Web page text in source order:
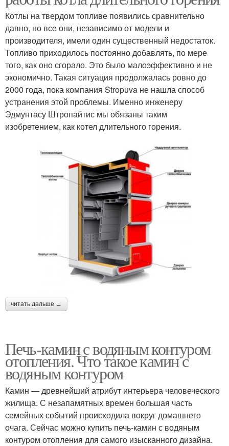
Котлы на твердом топливе появились сравнительно
давно, но все они, независимо от модели и
производителя, имели один существенный недостаток.
Топливо приходилось постоянно добавлять, по мере
того, как оно сгорало. Это было малоэффективно и не
экономично. Такая ситуация продолжалась ровно до
2000 года, пока компания Stropuva не нашла способ
устранения этой проблемы. Именно инженеру
Эдмунтасу Штропайтис мы обязаны таким
изобретением, как котел длительного горения.
читать дальше →
Печь-камин с водяным контуром
отопления. Что такое камин с
водяным контуром
Камин — древнейший атрибут интерьера человеческого
жилища. С незапамятных времен большая часть
семейных событий происходила вокруг домашнего
очага. Сейчас можно купить печь-камин с водяным
контуром отопления для самого изысканного дизайна.